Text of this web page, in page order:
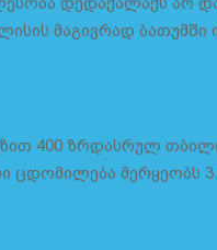
მაგივრად
400 ზრდასრულ
ცდომილება მერყეობს